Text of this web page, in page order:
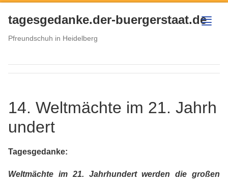
tagesgedanke.der-buergerstaat.de
Pfreundschuh in Heidelberg
menu
14. Weltmächte im 21. Jahrh
undert
Tagesgedanke:
Weltmächte im 21. Jahrhundert werden die großen